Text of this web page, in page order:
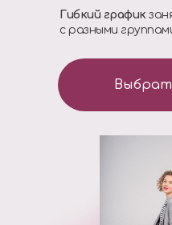
Гибкий график
с разными